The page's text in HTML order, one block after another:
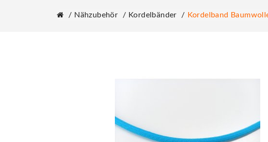
Nähzubehör Kordelbänder Kordelband